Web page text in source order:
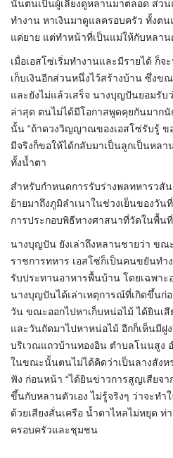
นั้นตนเป็นผู้เลี้ยงดูหลานมาตลอด ส่วน
ทำงาน หาเงินมาดูแลครอบครัว ทั้งตน
แค่ยาย แต่ทำหน้าที่เป็นแม่ให้กับหลาน
เมื่อเอสโซ่เริ่มทำงานและมีรายได้ ก็จ
เก็บเงินอีกส่วนหนึ่งไว้สร้างบ้าน ซึ่งข
และยังไม่แล้วเสร็จ นางบุญปันยอมรับ
ล่าสุด ตนไม่ได้มีโอกาสพูดคุยกันมากนั
นั้น “ถ้าดวงวิญญาณของเอสโซ่รับรู้
มีจริงก็ขอให้ได้กลับมาเป็นลูกเป็นหล
ทั้งน้ำตา
สำหรับกำหนดการรับร่างพลทหารวสั
ย้ายมาถึงภูมิลำเนาในช่วงเย็นของวัน
การประกอบพิธีทางศาสนาที่วัดในพื้น
นางบุญปัน ยังเล่าถึงหลานชายว่า ขณ
ราชการทหาร เอสโซ่ก็เป็นคนขยันทำ
รับประทานอาหารพื้นบ้าน โดยเฉพา
นางบุญปันได้เล่าเหตุการณ์ที่เกิดขึ้นก่
วัน ขณะออกไปหาเก็บหน่อไม้ ได้ยินเ
และวันถัดมาไปหาหน่อไม้ อีกก็เห็นมีฝู
บริเวณแถวบ้านทองอิน ตำบลโนนสูง
ในขณะนั้นตนไม่ได้คิดว่าเป็นลางสังห
ฟัง ก่อนหน้า “ได้ยินข่าวการสูญเสียจ
ขึ้นกับหลานตัวเอง ไม่รู้จริงๆ ว่าจะทำ
ด้วยเสียงสั่นเครือ น้ำตาไหลไม่หยุด ท่
ครอบครัวและชุมชน